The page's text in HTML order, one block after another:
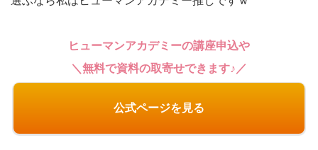
ヒューマンアカデミーの講座申込や
＼無料で資料の取寄せできます♪／
公式ページを見る